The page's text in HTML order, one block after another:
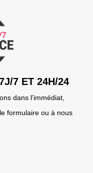
7 ET 24H/24
dans l’immédiat,
formulaire ou à nous